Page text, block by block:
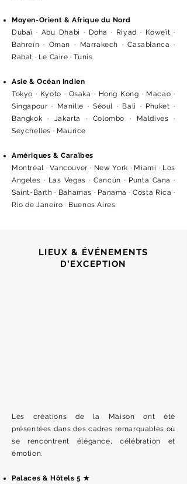
Moyen-Orient & Afrique du Nord
Dubaï · Abu Dhabi · Doha · Riyad · Koweït ·
Bahreïn · Oman · Marrakech · Casablanca ·
Rabat · Le Caire · Tunis
Asie & Océan Indien
Tokyo · Kyoto · Osaka · Hong Kong · Macao ·
Singapour · Manille · Séoul · Bali · Phuket ·
Bangkok · Jakarta · Colombo · Maldives ·
Seychelles · Maurice
Amériques & Caraïbes
Montréal · Vancouver · New York · Miami · Los
Angeles · Las Vegas · Cancún · Punta Cana ·
Saint-Barth · Bahamas · Panama · Costa Rica ·
Rio de Janeiro · Buenos Aires
LIEUX & ÉVÉNEMENTS
D’EXCEPTION
Les créations de la Maison ont été
présentées dans des cadres remarquables où
se rencontrent élégance, célébration et
émotion.
Palaces & Hôtels 5 ★